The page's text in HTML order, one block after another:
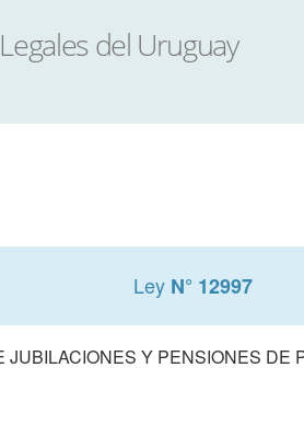
Ley N° 12997
JUBILACIONES Y PENSIONES DE